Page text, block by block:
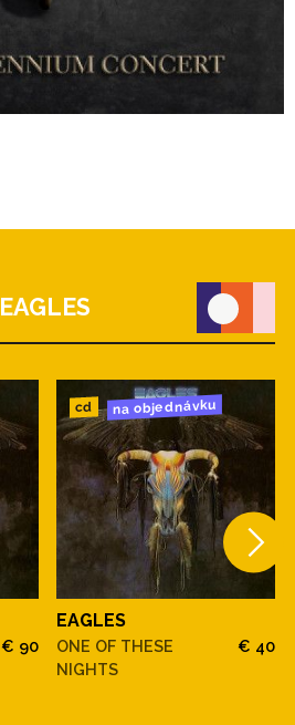
EAGLES
€ 90
cd na objednávku
EAGLES
ONE OF THESE
NIGHTS
€ 40